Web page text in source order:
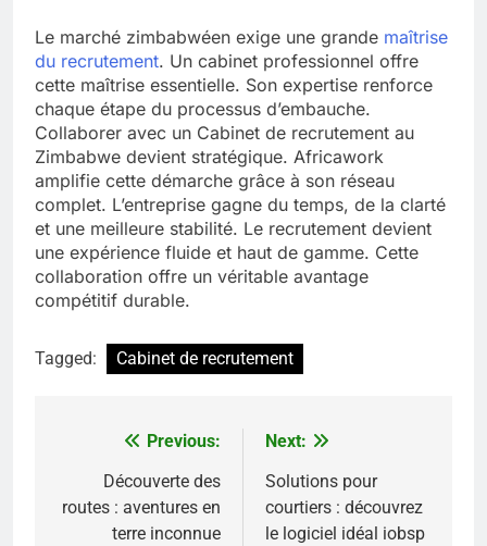
Le marché zimbabwéen exige une grande maîtrise
du recrutement. Un cabinet professionnel offre
cette maîtrise essentielle. Son expertise renforce
chaque étape du processus d’embauche.
Collaborer avec un Cabinet de recrutement au
Zimbabwe devient stratégique. Africawork
amplifie cette démarche grâce à son réseau
complet. L’entreprise gagne du temps, de la clarté
et une meilleure stabilité. Le recrutement devient
une expérience fluide et haut de gamme. Cette
collaboration offre un véritable avantage
compétitif durable.
Tagged: Cabinet de recrutement
Navigation
l’article
Previous:
Découverte des
routes : aventures en
terre inconnue
Next:
Solutions pour
courtiers : découvrez
le logiciel idéal iobsp